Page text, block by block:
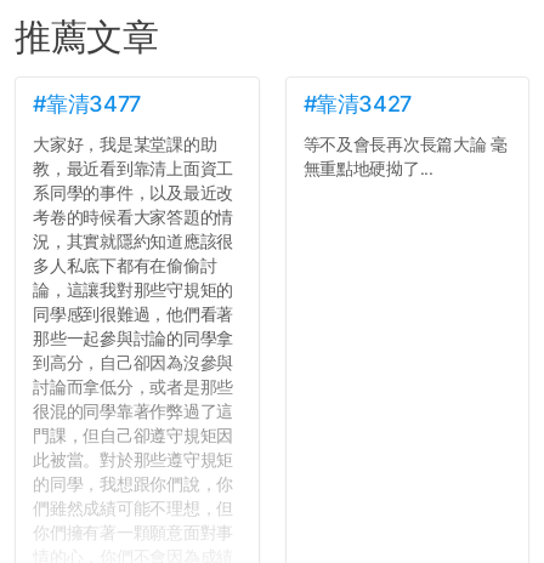
推薦文章
#靠清3477
大家好，我是某堂課的助
教，最近看到靠清上面資工
系同學的事件，以及最近改
考卷的時候看大家答題的情
況，其實就隱約知道應該很
多人私底下都有在偷偷討
論，這讓我對那些守規矩的
同學感到很難過，他們看著
那些一起參與討論的同學拿
到高分，自己卻因為沒參與
討論而拿低分，或者是那些
很混的同學靠著作弊過了這
門課，但自己卻遵守規矩因
此被當。對於那些遵守規矩
的同學，我想跟你們說，你
們雖然成績可能不理想，但
你們擁有著一顆願意面對事
#靠清3427
等不及會長再次長篇大論 毫
無重點地硬拗了...